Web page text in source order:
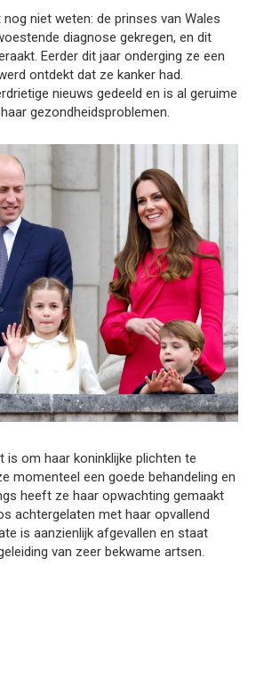
niet weten: de prinses van Wales
diagnose gekregen, en dit
Eerder dit jaar onderging ze een
ontdekt dat ze kanker had.
nieuws gedeeld en is al geruime
gezondheidsproblemen.
is om haar koninklijke plichten te
momenteel een goede behandeling en
heeft ze haar opwachting gemaakt
achtergelaten met haar opvallend
is aanzienlijk afgevallen en staat
van zeer bekwame artsen.